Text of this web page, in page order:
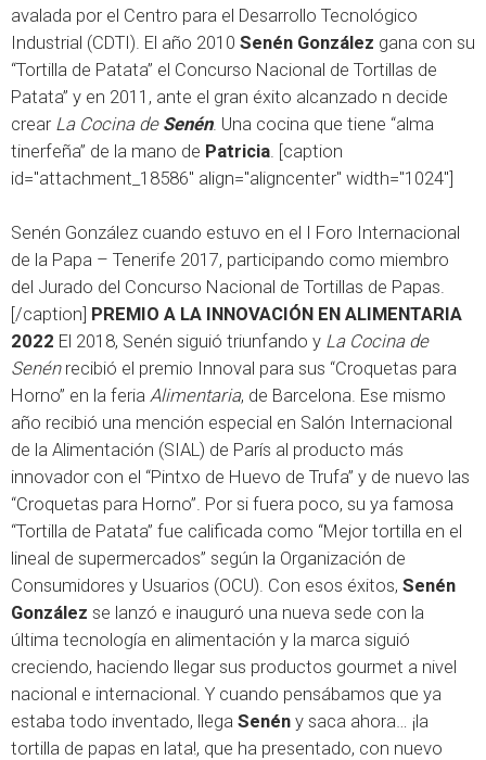
avalada por el Centro para el Desarrollo Tecnológico
Industrial (CDTI). El año 2010 Senén González gana con su
“Tortilla de Patata” el Concurso Nacional de Tortillas de
Patata” y en 2011, ante el gran éxito alcanzado n decide
crear La Cocina de Senén. Una cocina que tiene “alma
tinerfeña” de la mano de Patricia. [caption
id="attachment_18586" align="aligncenter" width="1024"]
Senén González cuando estuvo en el I Foro Internacional
de la Papa – Tenerife 2017, participando como miembro
del Jurado del Concurso Nacional de Tortillas de Papas.
[/caption] PREMIO A LA INNOVACIÓN EN ALIMENTARIA
2022 El 2018, Senén siguió triunfando y La Cocina de
Senénrecibió el premio Innoval para sus “Croquetas para
Horno” en la feria Alimentaria, de Barcelona. Ese mismo
año recibió una mención especial en Salón Internacional
de la Alimentación (SIAL) de París al producto más
innovador con el “Pintxo de Huevo de Trufa” y de nuevo las
“Croquetas para Horno”. Por si fuera poco, su ya famosa
“Tortilla de Patata” fue calificada como “Mejor tortilla en el
lineal de supermercados” según la Organización de
Consumidores y Usuarios (OCU). Con esos éxitos, Senén
González se lanzó e inauguró una nueva sede con la
última tecnología en alimentación y la marca siguió
creciendo, haciendo llegar sus productos gourmet a nivel
nacional e internacional. Y cuando pensábamos que ya
estaba todo inventado, llega Senén y saca ahora… ¡la
tortilla de papas en lata!, que ha presentado, con nuevo